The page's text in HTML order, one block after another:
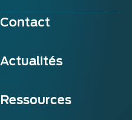
Contact
Actualités
Ressources